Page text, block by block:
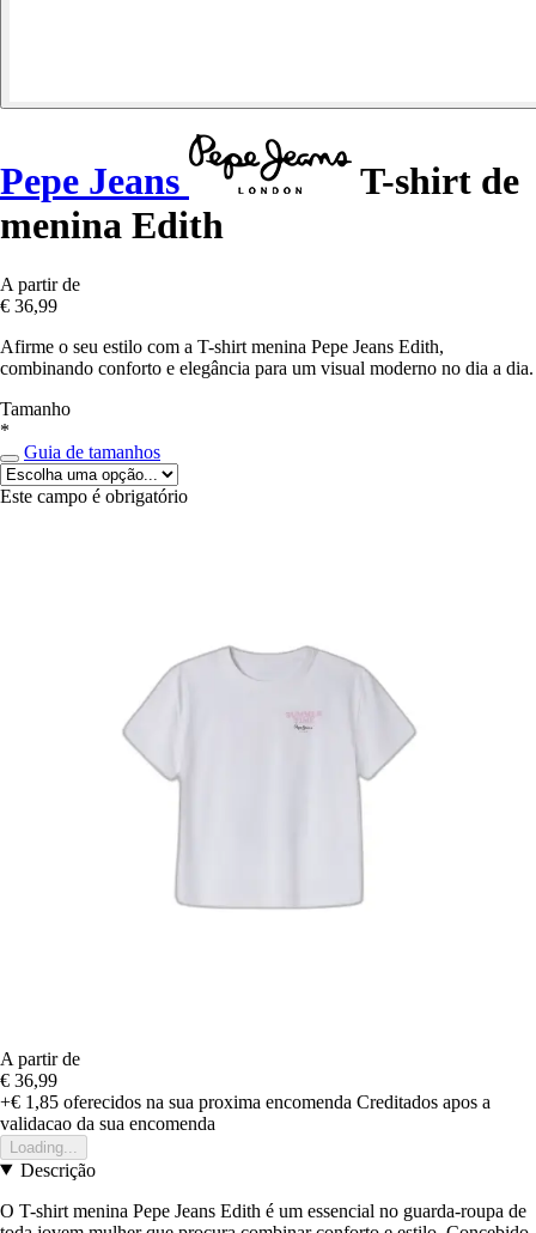
Pepe Jeans
T-shirt de
menina Edith
A partir de
€ 36,99
Afirme o seu estilo com a T-shirt menina Pepe Jeans Edith,
combinando conforto e elegância para um visual moderno no dia a dia.
Tamanho
*
Guia de tamanhos
Este campo é obrigatório
A partir de
€ 36,99
+€ 1,85 oferecidos na sua proxima encomenda Creditados apos a
validacao da sua encomenda
Loading...
Descrição
O T-shirt menina Pepe Jeans Edith é um essencial no guarda-roupa de